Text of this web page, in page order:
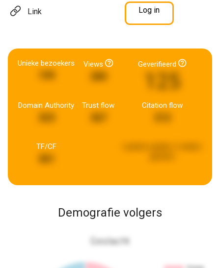
Link Log in
Unieke bezoekers Views
280
Geverifieerd
125
Domain Authority Trust flow Citation flow
TF/CF
Demografie volgers
Geslacht